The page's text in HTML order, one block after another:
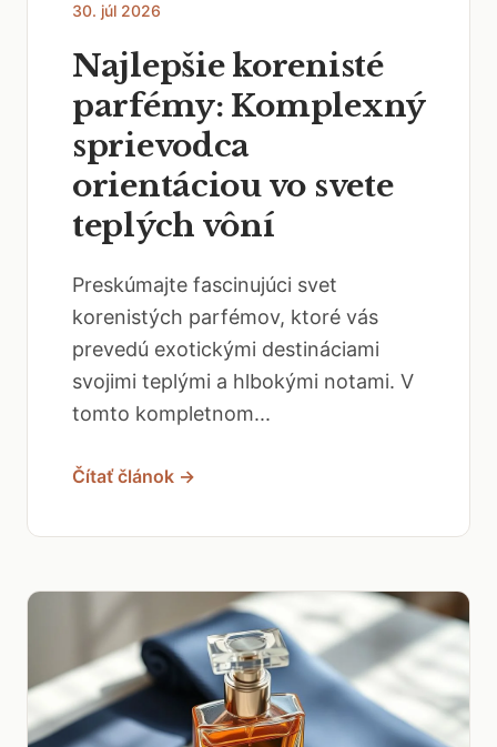
30. júl 2026
Najlepšie korenisté
parfémy: Komplexný
sprievodca
orientáciou vo svete
teplých vôní
Preskúmajte fascinujúci svet
korenistých parfémov, ktoré vás
prevedú exotickými destináciami
svojimi teplými a hlbokými notami. V
tomto kompletnom...
Čítať článok →